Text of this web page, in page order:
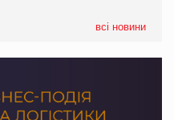
всі новини